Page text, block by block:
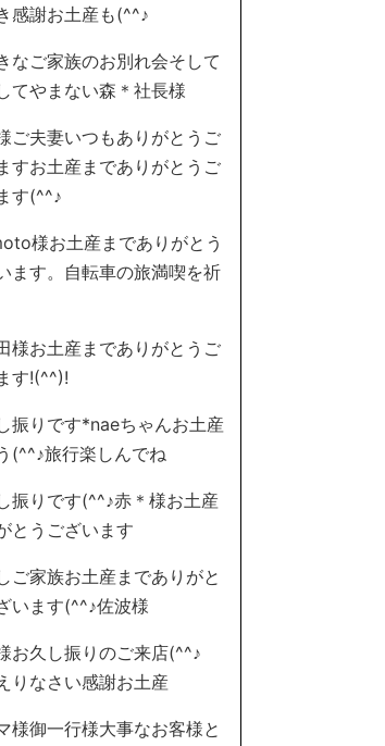
感謝お土産も(^^♪
なご家族のお別れ会そして
てやまない森＊社長様
ご夫妻いつもありがとうご
すお土産までありがとうご
す(^^♪
様お土産までありがとう
ます。自転車の旅満喫を祈
様お土産までありがとうご
す!(^^)!
振りです*naeちゃんお土産
(^^♪旅行楽しんでね
振りです(^^♪赤＊様お土産
とうございます
ご家族お土産までありがと
います(^^♪佐波様
お久し振りのご来店(^^♪
りなさい感謝お土産
様御一行様大事なお客様と